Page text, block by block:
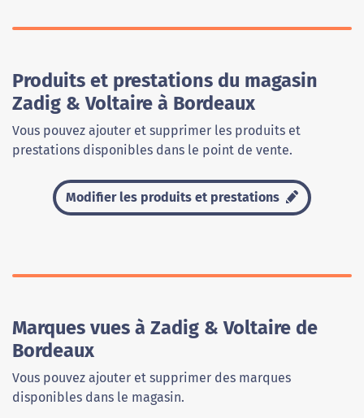
Produits et prestations du magasin
Zadig & Voltaire à Bordeaux
Vous pouvez ajouter et supprimer les produits et
prestations disponibles dans le point de vente.
Modifier les produits et prestations
Marques vues à Zadig & Voltaire de
Bordeaux
Vous pouvez ajouter et supprimer des marques
disponibles dans le magasin.